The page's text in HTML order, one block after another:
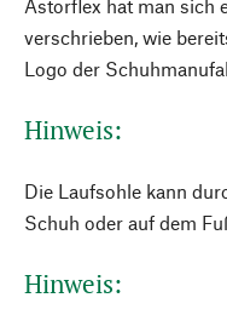
Astorflex hat man sich
verschrieben, wie
Logo der
Hinweis:
Die Laufsohle kann
Schuh oder auf dem
Hinweis: